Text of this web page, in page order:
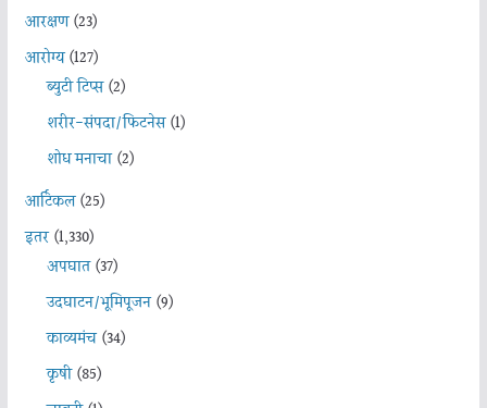
आरक्षण(23)
आरोग्य(127)
ब्युटी टिप्स(2)
शरीर-संपदा/फिटनेस(1)
शोध मनाचा(2)
आर्टिकल(25)
इतर(1,330)
अपघात(37)
उदघाटन/भूमिपूजन(9)
काव्यमंच(34)
कृषी(85)